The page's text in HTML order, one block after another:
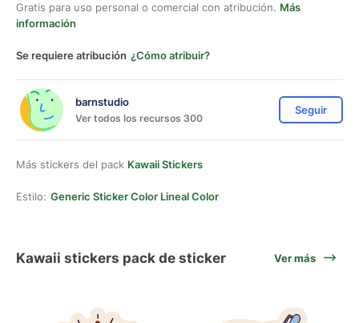
Gratis para uso personal o comercial con atribución. Más
información
Se requiere atribución ¿Cómo atribuir?
barnstudio
Ver todos los recursos 300
Seguir
Más stickers del pack Kawaii Stickers
Estilo: Generic Sticker Color Lineal Color
Kawaii stickers pack de sticker Ver más